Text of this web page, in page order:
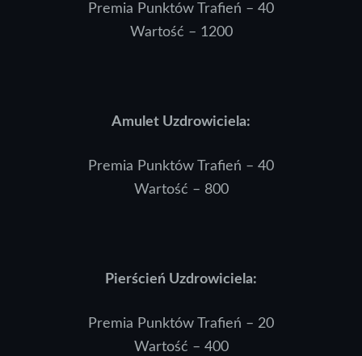
Premia Punktów Trafień – 40
Wartość – 1200
Amulet Uzdrowiciela:
Premia Punktów Trafień – 40
Wartość – 800
Pierścień Uzdrowiciela:
Premia Punktów Trafień – 20
Wartość – 400